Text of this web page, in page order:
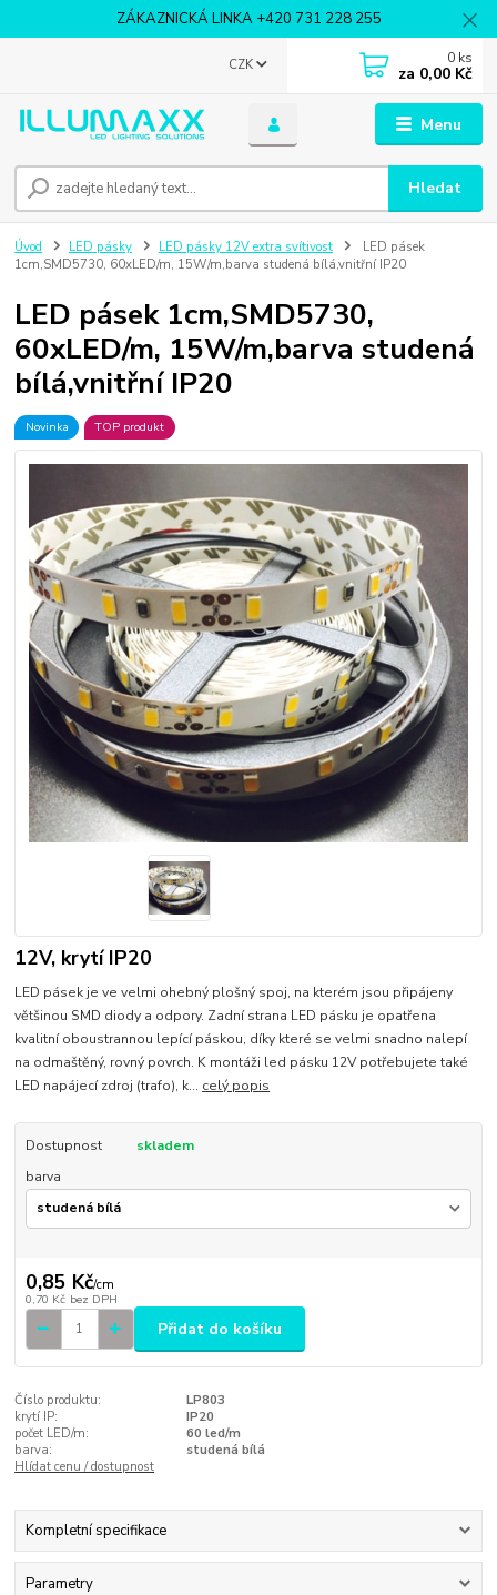
ZÁKAZNICKÁ LINKA +420 731 228 255
Menu
CZK
Hledat
0 ks
za 0,00 Kč
Úvod LED pásky LED pásky 12V extra svítivost
LED pásek
1cm,SMD5730, 60xLED/m, 15W/m,barva studená bílá,vnitřní IP20
LED pásek 1cm,SMD5730,
60xLED/m, 15W/m,barva studená
bílá,vnitřní IP20
Novinka TOP produkt
12V, krytí IP20
LED pásek je ve velmi ohebný plošný spoj, na kterém jsou připájeny
většinou SMD diody a odpory. Zadní strana LED pásku je opatřena
kvalitní oboustrannou lepící páskou, díky které se velmi snadno nalepí
na odmaštěný, rovný povrch. K montáži led pásku 12V potřebujete také
LED napájecí zdroj (trafo), k... celý popis
Dostupnost
skladem
barva
0,85 Kč/cm
0,70 Kč bez DPH
Přidat do košíku
Číslo produktu:
LP803
krytí IP:
IP20
počet LED/m:
60 led/m
barva:
studená bílá
Hlídat cenu / dostupnost
Kompletní specifikace
Parametry